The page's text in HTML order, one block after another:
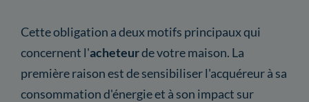
Cette obligation a deux motifs principaux qui
concernent l'acheteurde votre maison. La
première raison est de sensibiliser l'acquéreur à sa
consommation d'énergie et à son impact sur